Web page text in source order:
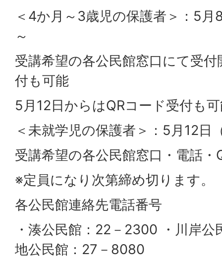
＜4か月～3歳児の保護者＞：5
～
受講希望の各公民館窓口にて受
付も可能
5月12日からはQRコード受付も
＜未就学児の保護者＞：5月12日
受講希望の各公民館窓口・電話
※定員になり次第締め切ります。
各公民館連絡先電話番号
・湊公民館：22－2300 ・川岸
地公民館：27－8080